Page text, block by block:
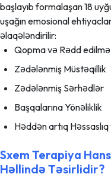
başlayıb formalaşan 18
uşağın emosional
əlaqələndirilir:
Qopma və Rədd edilmə
Zədələnmiş Müstəqillik
Zədələnmiş Sərhədlər
Başqalarına Yönəliklik
Həddən artıq Həssaslıq
Sxem Terapiya
Həllində Təsirlidir?